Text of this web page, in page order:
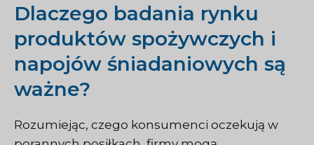
Dlaczego badania rynku
produktów spożywczych i
napojów śniadaniowych są
ważne?
Rozumiejąc, czego konsumenci oczekują w